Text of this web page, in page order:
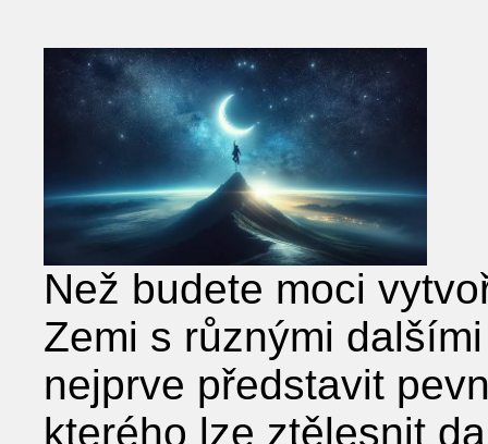
Než budete moci
Zemi s různými
nejprve představit
kterého lze ztělesnit